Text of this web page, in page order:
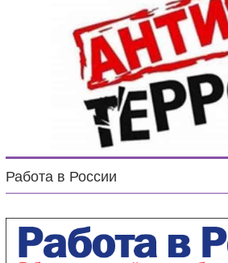
Работа в России